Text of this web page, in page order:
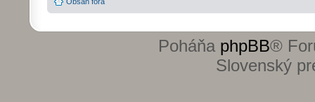
Poháňa phpBB®
Slovenský